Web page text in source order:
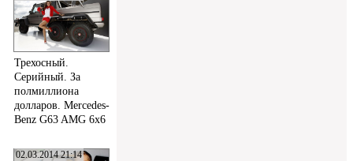
Трехосный.
Серийный. За
полмиллиона
долларов. Mercedes-
Benz G63 AMG 6x6
02.03.2014 21:14